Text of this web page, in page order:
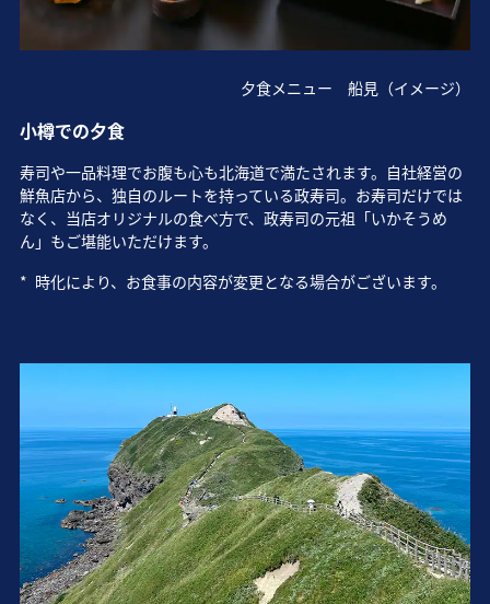
夕食メニュー 船見（イメージ）
小樽での夕食
寿司や一品料理でお腹も心も北海道で満たされます。自社経営の
鮮魚店から、独自のルートを持っている政寿司。お寿司だけでは
なく、当店オリジナルの食べ方で、政寿司の元祖「いかそうめ
ん」もご堪能いただけます。
* 時化により、お食事の内容が変更となる場合がございます。